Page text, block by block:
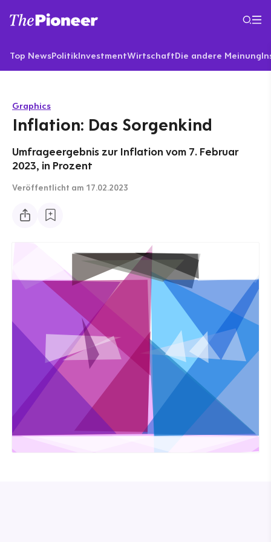
Top NewsPolitikInvestmentWirtschaftDie andere Meinung
Graphics
Inflation: Das Sorgenkind
Umfrageergebnis zur Inflation vom 7. Februar
2023, in Prozent
Veröffentlicht am 17.02.2023